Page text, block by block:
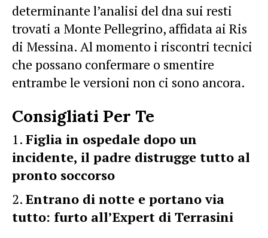
determinante l’analisi del dna sui resti
trovati a Monte Pellegrino, affidata ai Ris
di Messina. Al momento i riscontri tecnici
che possano confermare o smentire
entrambe le versioni non ci sono ancora.
Consigliati Per Te
Figlia in ospedale dopo un
incidente, il padre distrugge tutto al
pronto soccorso
Entrano di notte e portano via
tutto: furto all’Expert di Terrasini